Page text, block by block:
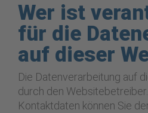
Wer ist
für die
auf dieser
Die Datenverarbeitung auf
durch den
Kontaktdaten können Sie